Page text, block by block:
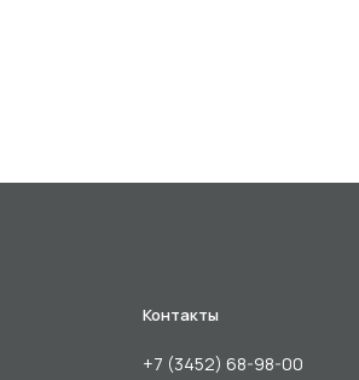
Контакты
+7 (3452) 68-98-00